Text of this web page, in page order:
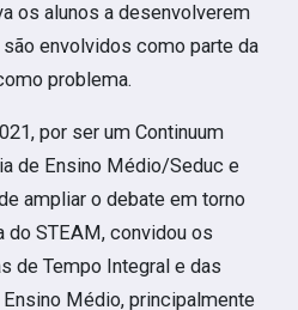
os alunos a desenvolverem
envolvidos como parte da
problema.
por ser um Continuum
de Ensino Médio/Seduc e
ampliar o debate em torno
do STEAM, convidou os
de Tempo Integral e das
Médio, principalmente